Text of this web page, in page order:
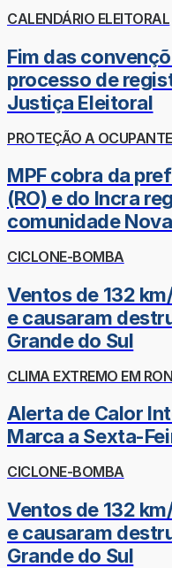
CALENDÁRIO ELEITORAL
Fim das
processo de
Justiça Eleitoral
PROTEÇÃO A
MPF cobra da
(RO) e do Incra
comunidade
CICLONE-BOMBA
Ventos de 132
e causaram
Grande do Sul
CLIMA EXTREMO EM
Alerta de Calor
Marca a Sexta-
CICLONE-BOMBA
Ventos de 132
e causaram
Grande do Sul